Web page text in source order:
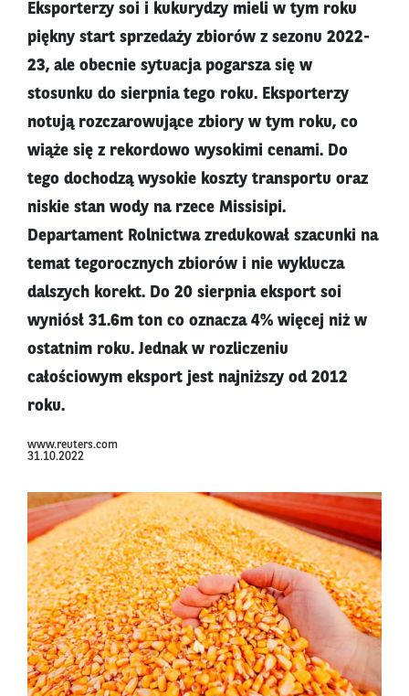
Eksporterzy soi i kukurydzy mieli w tym roku
piękny start sprzedaży zbiorów z sezonu 2022-
23, ale obecnie sytuacja pogarsza się w
stosunku do sierpnia tego roku. Eksporterzy
notują rozczarowujące zbiory w tym roku, co
wiąże się z rekordowo wysokimi cenami. Do
tego dochodzą wysokie koszty transportu oraz
niskie stan wody na rzece Missisipi.
Departament Rolnictwa zredukował szacunki na
temat tegorocznych zbiorów i nie wyklucza
dalszych korekt. Do 20 sierpnia eksport soi
wyniósł 31.6m ton co oznacza 4% więcej niż w
ostatnim roku. Jednak w rozliczeniu
całościowym eksport jest najniższy od 2012
roku.
www.reuters.com
31.10.2022